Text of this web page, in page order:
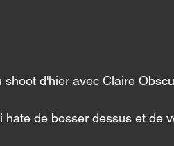
d'hier avec Claire
hate de bosser dessus et de